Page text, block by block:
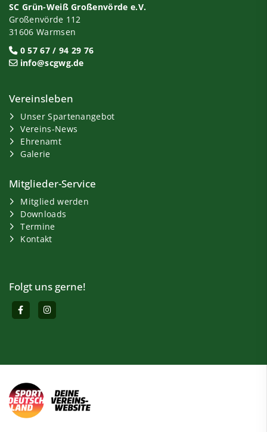
SC Grün-Weiß Großenvörde e.V.
Großenvörde 112
31606 Warmsen
0 57 67 / 94 29 76
info@scgwg.de
Vereinsleben
Unser Spartenangebot
Vereins-News
Ehrenamt
Galerie
Mitglieder-Service
Mitglied werden
Downloads
Termine
Kontakt
Folgt uns gerne!